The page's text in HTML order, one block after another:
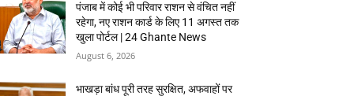
पंजाब में कोई भी परिवार राशन से वंचित नहीं
रहेगा, नए राशन कार्ड के लिए 11 अगस्त तक
खुला पोर्टल | 24 Ghante News
August 6, 2026
भाखड़ा बांध पूरी तरह सुरक्षित, अफवाहों पर